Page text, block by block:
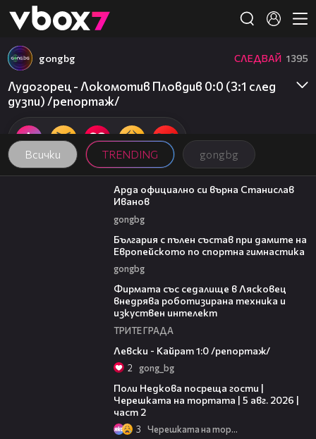
👾
Всички TRENDING gongbg
gongbg СЛЕДВАЙ 1395
Лудогорец - Локомотив Пловдив 0:0 (3:1 след
дузпи) /репортаж/
00:19
Арда официално си върна Станислав
Иванов
gongbg
България с пълен състав при дамите на
Европейското по спортна гимнастика
gongbg
Фирмата със седалище в Лясковец
внедрява роботизирана техника и
изкуствен интелект
ТРИТЕ ГРАДА
Левски - Кайрат 1:0 /репортаж/
2 gong_bg
Поли Недкова посреща гости |
Черешката на тортата | 5 авг. 2026 |
част 2
3 Черешката на тортата